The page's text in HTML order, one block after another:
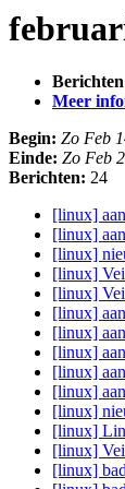
Meer
Begin: Zo Feb
Einde: Zo Feb
Berichten: 24
[linux]
[linux]
[linux]
[linux]
[linux]
[linux]
[linux]
[linux]
[linux]
[linux]
[linux]
[linux]
[linux]
[linux]